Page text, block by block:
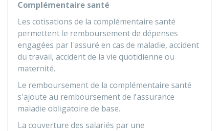
Complémentaire santé
Les cotisations de la complémentaire santé
permettent le remboursement de dépenses
engagées par l'assuré en cas de maladie, accident
du travail, accident de la vie quotidienne ou
maternité.
Le remboursement de la complémentaire santé
s'ajoute au remboursement de l'assurance
maladie obligatoire de base.
La couverture des salariés par une